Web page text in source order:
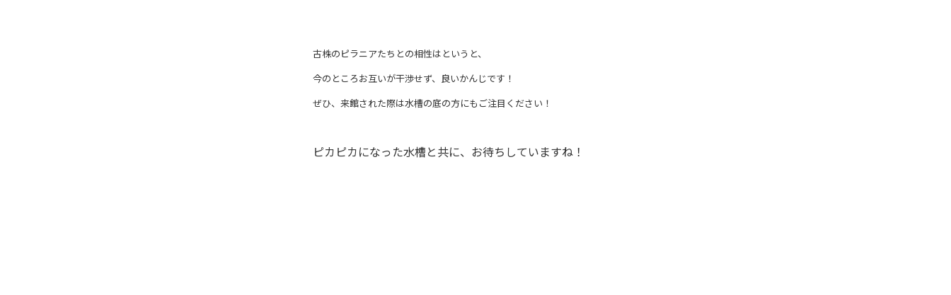
古株のピラニアたちとの相性はというと、
今のところお互いが干渉せず、良いかんじです！
ぜひ、来館された際は水槽の底の方にもご注目ください！
ピカピカになった水槽と共に、お待ちしていますね！